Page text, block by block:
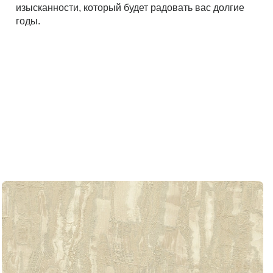
изысканности, который будет радовать вас долгие
годы.